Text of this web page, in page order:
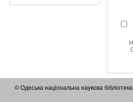
© Одеська національна наукова